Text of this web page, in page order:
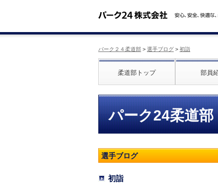
パーク２４柔道部 > 選手ブログ > 初詣
柔道部トップ 部員
パーク24柔道部
選手ブログ
初詣